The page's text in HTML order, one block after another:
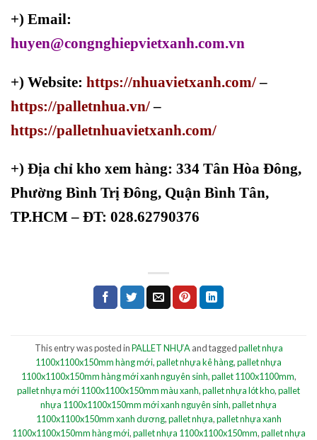
+) Email:
huyen@congnghiepvietxanh.com.vn
+) Website: https://nhuavietxanh.com/–
https://palletnhua.vn/ –
https://palletnhuavietxanh.com/
+) Địa chỉ kho xem hàng: 334 Tân Hòa Đông,
Phường Bình Trị Đông, Quận Bình Tân,
TP.HCM – ĐT: 028.62790376
This entry was posted inPALLET NHỰAand taggedpallet nhựa
1100x1100x150mm hàng mới,pallet nhựa kê hàng,pallet nhựa
1100x1100x150mm hàng mới xanh nguyên sinh,pallet 1100x1100mm,
pallet nhựa mới 1100x1100x150mm màu xanh,pallet nhựa lót kho,pallet
nhựa 1100x1100x150mm mới xanh nguyên sinh,pallet nhựa
1100x1100x150mm xanh dương,pallet nhựa,pallet nhựa xanh
1100x1100x150mm hàng mới,pallet nhựa 1100x1100x150mm,pallet nhựa